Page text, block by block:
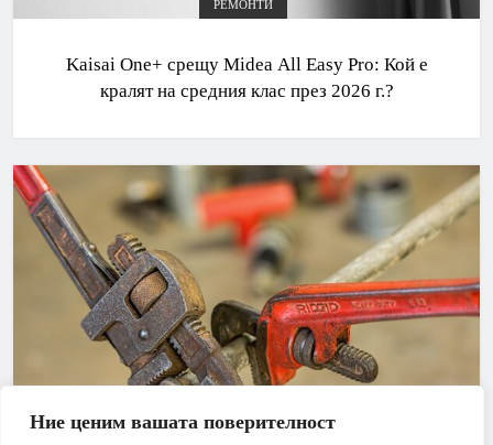
Ние ценим вашата поверителност
РЕМОНТИ
Kaisai One+ срещу Midea All Easy Pro: Кой е
кралят на средния клас през 2026 г.?